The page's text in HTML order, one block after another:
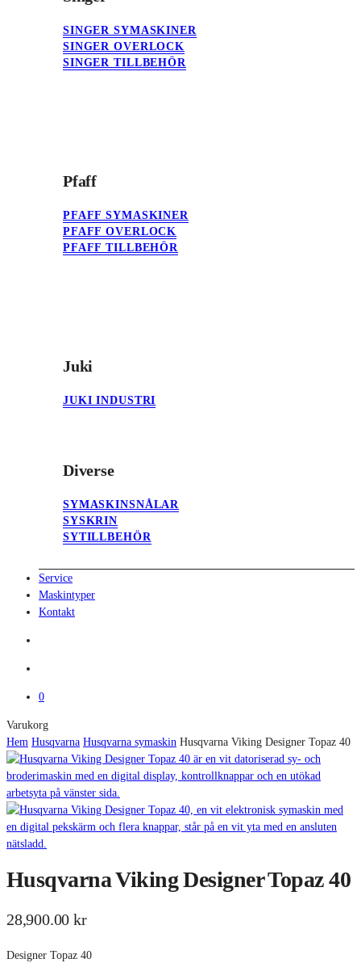
SINGER SYMASKINER
SINGER OVERLOCK
SINGER TILLBEHÖR
Pfaff
PFAFF SYMASKINER
PFAFF OVERLOCK
PFAFF TILLBEHÖR
Juki
JUKI INDUSTRI
Diverse
SYMASKINSNÅLAR
SYSKRIN
SYTILLBEHÖR
Service
Maskintyper
Kontakt
0
VarukorgClose
Cart
Hem Husqvarna Husqvarna symaskin Husqvarna Viking Designer Topaz 40
Husqvarna Viking Designer Topaz 40
28,900.00kr
Designer Topaz 40